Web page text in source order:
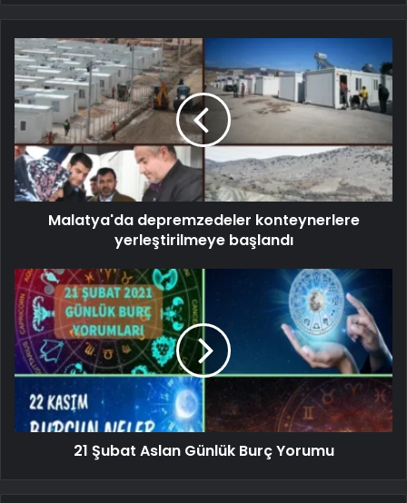
Malatya'da depremzedeler konteynerlere
yerleştirilmeye başlandı
21 Şubat Aslan Günlük Burç Yorumu